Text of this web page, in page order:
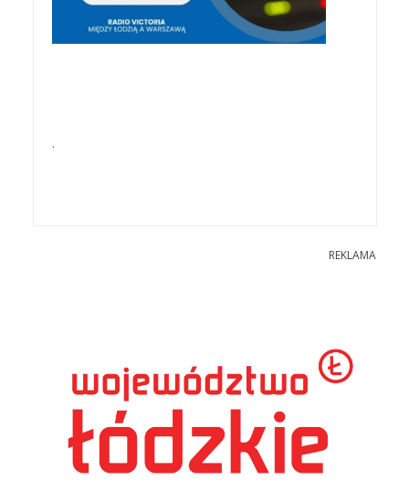
.
REKLAMA